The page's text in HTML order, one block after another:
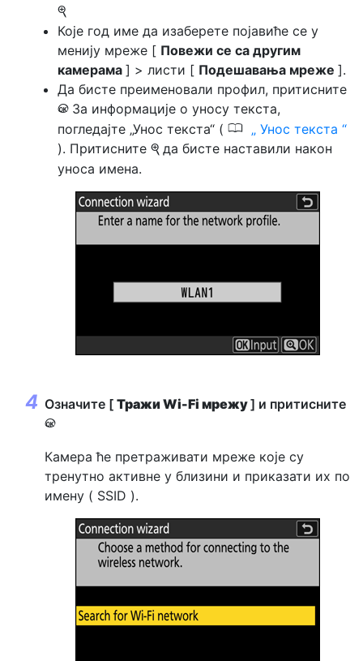
X
Које год име да изаберете појавиће се у
менију мреже [ Повежи се са другим
камерама ] > листи [ Подешавања мреже ].
Да бисте преименовали профил, притисните
J За информације о уносу текста,
погледајте „Унос текста“ ( 0
Унос текста
). Притисните X да бисте наставили након
уноса имена.
Означите [ Тражи Wi-Fi мрежу] и притисните
J
Камера ће претраживати мреже које су
тренутно активне у близини и приказати их по
имену ( SSID ).